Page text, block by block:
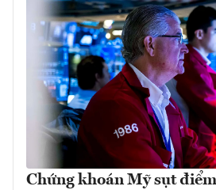
Chứng khoán Mỹ sụt